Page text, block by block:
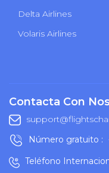
Delta Airlines
Volaris Airlines
Contacta Con
Número gratuito :
Teléfono